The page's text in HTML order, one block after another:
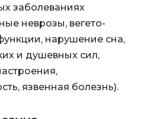
заболеваниях
неврозы, вегето-
нарушение сна,
и душевных сил,
язвенная болезнь).